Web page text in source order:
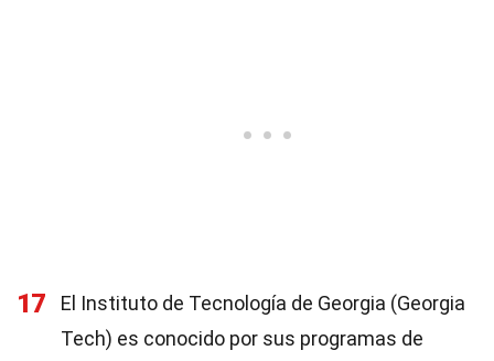
17
El Instituto de Tecnología de Georgia (Georgia
Tech) es conocido por sus programas de